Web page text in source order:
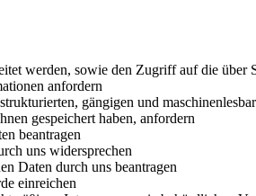
werden, sowie den Zugriff auf die über
anfordern
gängigen und
gespeichert haben, anfordern
beantragen
uns widersprechen
Daten durch uns beantragen
einreichen